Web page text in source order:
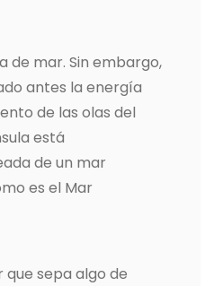
de mar. Sin embargo,
antes la energía
de las olas del
está
de un mar
es el Mar
que sepa algo de